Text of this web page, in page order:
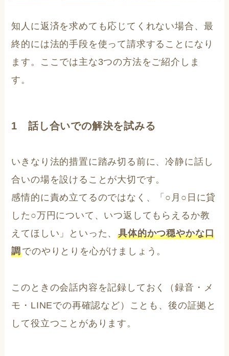
知人に返済を求めても応じてくれない場合、最
終的には法的手段を使って請求することになり
ます。ここでは主な3つの方法をご紹介しま
す。
1 話し合いでの解決を試みる
いきなり法的措置に踏み切る前に、冷静に話し
合いの場を設けることが大切です。
感情的に責め立てるのではなく、「○月○日に貸
した○万円について、いつ返してもらえるか教
えてほしい」といった、具体的かつ穏やかな口
調でのやりとりを心がけましょう。
このときの会話内容を記録しておく（録音・メ
モ・LINEでの再確認など）ことも、後の証拠と
して役立つことがあります。